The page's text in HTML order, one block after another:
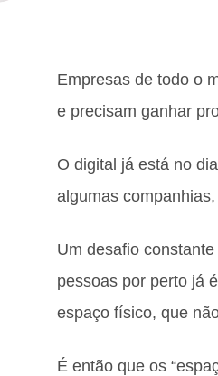
Empresas de todo o
e precisam ganhar
O digital já está no
algumas
Um desafio
pessoas por perto já
espaço físico, que
É então que os